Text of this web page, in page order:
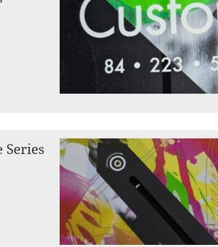
Series